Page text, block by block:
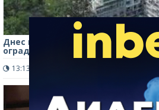
Днес изтича срокът за
ограда в "Баба Алино"
13:13 ч.